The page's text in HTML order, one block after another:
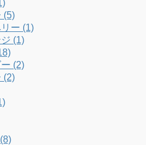
(5)
ー (1)
(1)
(2)
(2)